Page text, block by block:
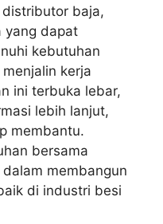
baja,
yang dapat
kebutuhan
kerja
ini terbuka lebar,
lebih lanjut,
membantu.
bersama
membangun
di industri besi